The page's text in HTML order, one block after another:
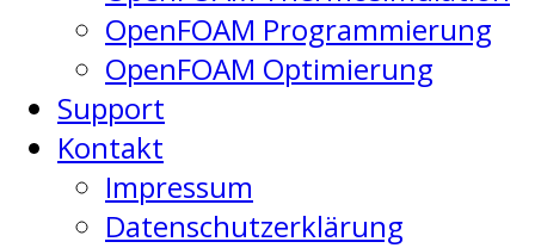
OpenFOAM Programmierung
OpenFOAM Optimierung
Support
Kontakt
Impressum
Datenschutzerklärung